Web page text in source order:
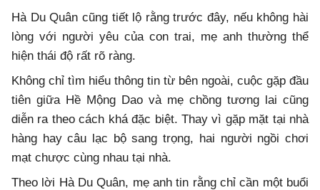
Hà Du Quân cũng tiết lộ rằng trước đây, nếu không hài
lòng với người yêu của con trai, mẹ anh thường thể
hiện thái độ rất rõ ràng.
Không chỉ tìm hiểu thông tin từ bên ngoài, cuộc gặp đầu
tiên giữa Hề Mộng Dao và mẹ chồng tương lai cũng
diễn ra theo cách khá đặc biệt. Thay vì gặp mặt tại nhà
hàng hay câu lạc bộ sang trọng, hai người ngồi chơi
mạt chược cùng nhau tại nhà.
Theo lời Hà Du Quân, mẹ anh tin rằng chỉ cần một buổi